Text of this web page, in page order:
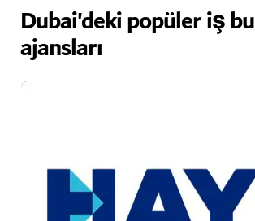
Dubai'deki popüler iş
ajansları